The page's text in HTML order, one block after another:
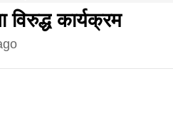
hindi
विरुद्ध कार्यक्रम